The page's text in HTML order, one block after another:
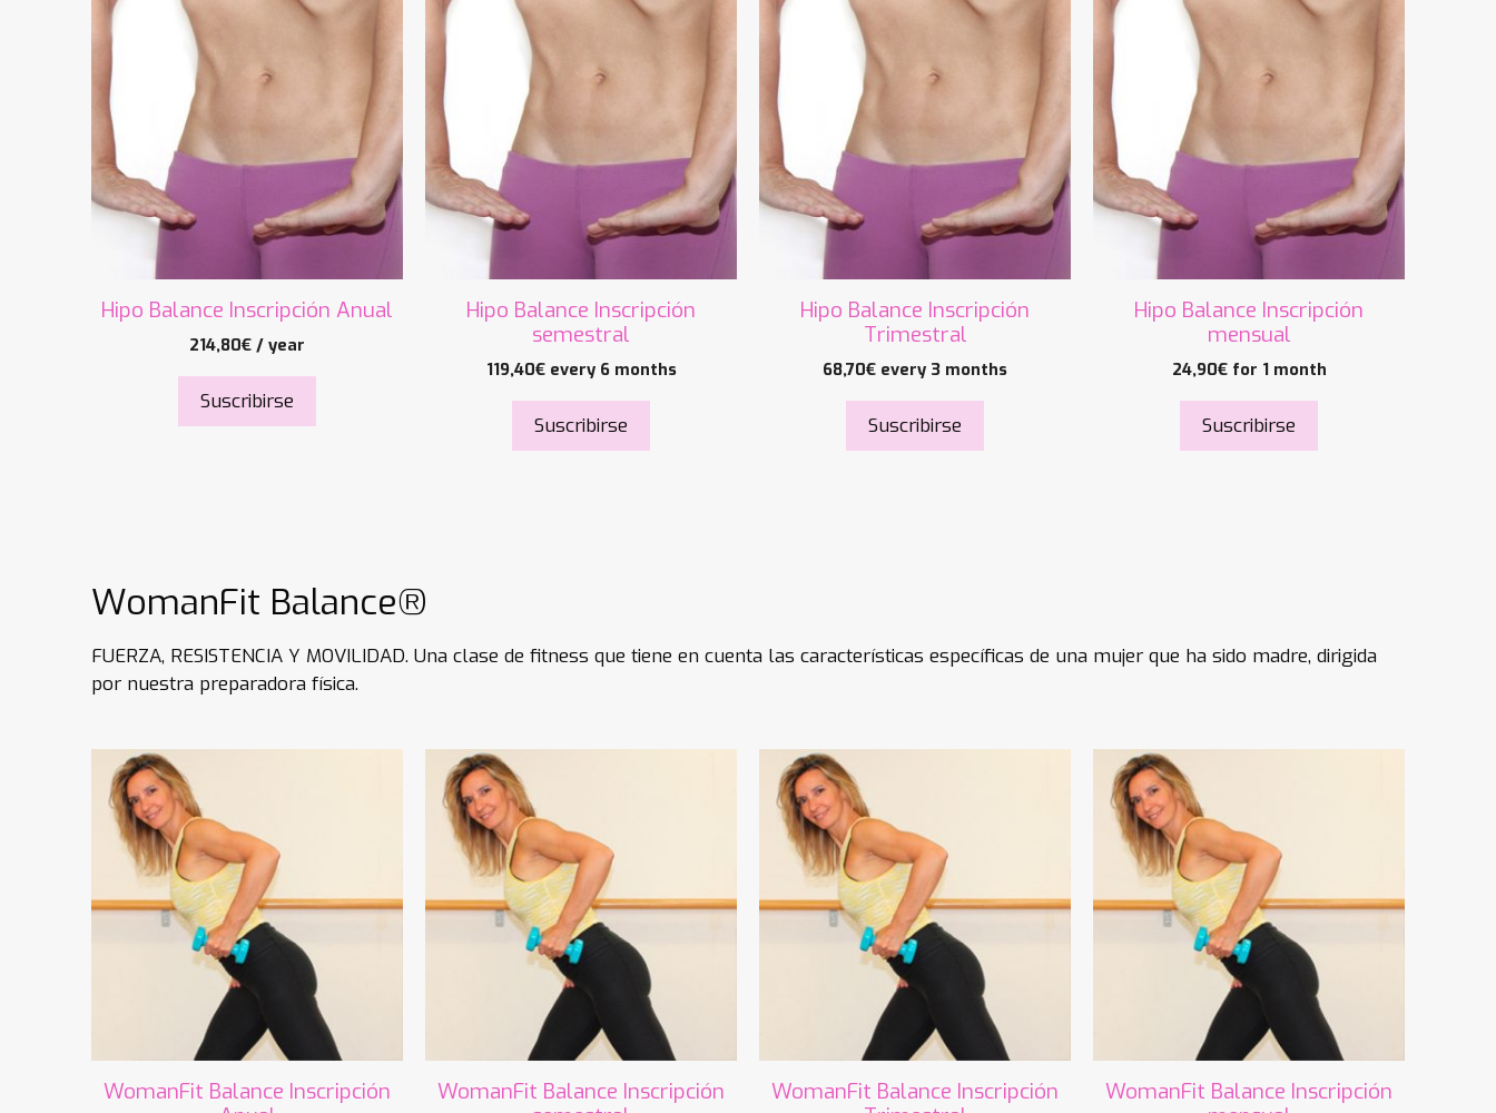
Hipo Balance Inscripción Anual
214,80€ / year
Suscribirse
Hipo Balance Inscripción
semestral
119,40€ every 6 months
Suscribirse
Hipo Balance Inscripción
Trimestral
68,70€ every 3 months
Suscribirse
Hipo Balance Inscripción
mensual
24,90€ for 1 month
Suscribirse
WomanFit Balance®
FUERZA, RESISTENCIA Y MOVILIDAD. Una clase de fitness que tiene en cuenta las características específicas de una mujer que ha sido madre, dirigida
por nuestra preparadora física.
WomanFit Balance Inscripción
WomanFit Balance Inscripción
WomanFit Balance Inscripción
WomanFit Balance Inscripción